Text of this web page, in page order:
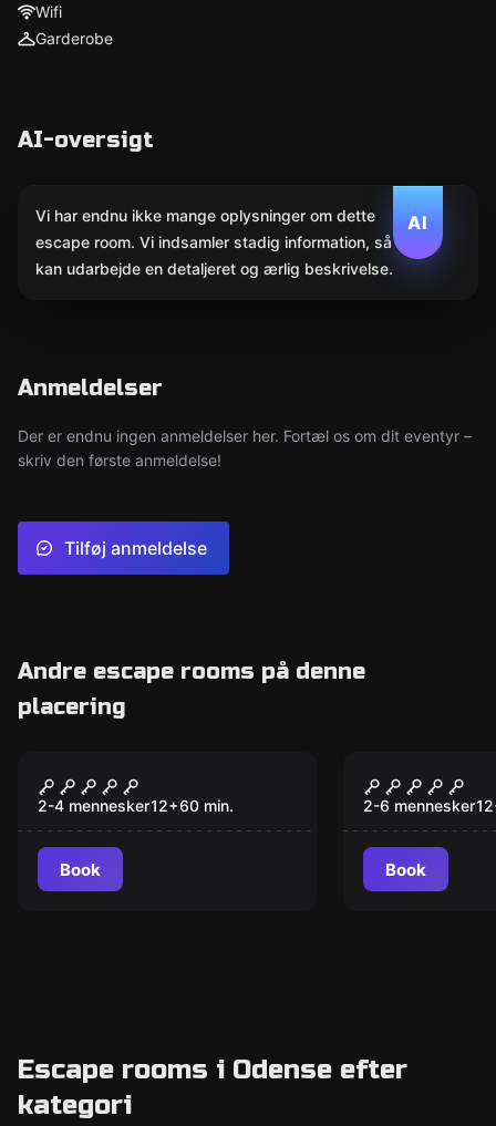
Wifi
Garderobe
AI-oversigt
AI
Vi har endnu ikke mange oplysninger om dette
escape room. Vi indsamler stadig information, så AI
kan udarbejde en detaljeret og ærlig beskrivelse.
Anmeldelser
Der er endnu ingen anmeldelser her. Fortæl os om dit eventyr –
skriv den første anmeldelse!
Tilføj anmeldelse
Andre escape rooms på denne
placering
Mafia
2-4 mennesker12+60 min.
Book
Tomb
2-6 mennesker12
Book
Escape rooms i Odense efter
kategori